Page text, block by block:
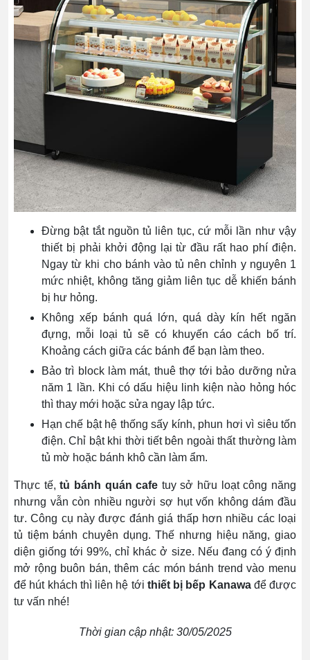
Đừng bật tắt nguồn tủ liên tục, cứ mỗi lần như vậy
thiết bị phải khởi động lại từ đầu rất hao phí điện.
Ngay từ khi cho bánh vào tủ nên chỉnh y nguyên 1
mức nhiệt, không tăng giảm liên tục dễ khiến bánh
bị hư hỏng.
Không xếp bánh quá lớn, quá dày kín hết ngăn
đựng, mỗi loại tủ sẽ có khuyến cáo cách bố trí.
Khoảng cách giữa các bánh để bạn làm theo.
Bảo trì block làm mát, thuê thợ tới bảo dưỡng nửa
năm 1 lần. Khi có dấu hiệu linh kiện nào hỏng hóc
thì thay mới hoặc sửa ngay lập tức.
Hạn chế bật hệ thống sấy kính, phun hơi vì siêu tốn
điện. Chỉ bật khi thời tiết bên ngoài thất thường làm
tủ mờ hoặc bánh khô cần làm ẩm.
Thực tế,tủ bánh quán cafe tuy sở hữu loạt công năng
nhưng vẫn còn nhiều người sợ hụt vốn không dám đầu
tư. Công cụ này được đánh giá thấp hơn nhiều các loại
tủ tiệm bánh chuyên dụng. Thế nhưng hiệu năng, giao
diện giống tới 99%, chỉ khác ở size. Nếu đang có ý định
mở rộng buôn bán, thêm các món bánh trend vào menu
để hút khách thì liên hệ tới thiết bị bếp Kanawađể được
tư vấn nhé!
Thời gian cập nhật: 30/05/2025